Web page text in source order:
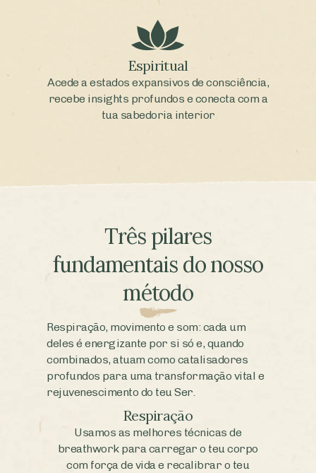
Espiritual
Acede a estados expansivos de consciência,
recebe insights profundos e conecta com a
tua sabedoria interior
Três pilares
fundamentais do nosso
método
Respiração, movimento e som: cada um
deles é energizante por si só e, quando
combinados, atuam como catalisadores
profundos para uma transformação vital e
rejuvenescimento do teu Ser.
Respiração
Usamos as melhores técnicas de
breathwork para carregar o teu corpo
com força de vida e recalibrar o teu